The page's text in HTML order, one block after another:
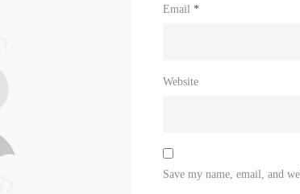
Email *
Website
Save my name, email, and